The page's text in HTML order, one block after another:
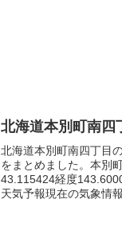
北海道本別町南四
北海道本別町南四丁目
をまとめました。本別
43.115424経度
天気予報現在の気象情